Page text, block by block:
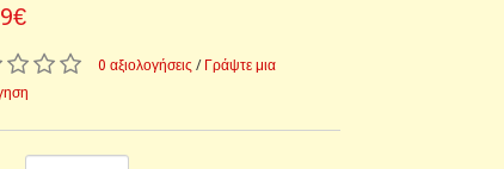
0 αξιολογήσεις / Γράψτε μια